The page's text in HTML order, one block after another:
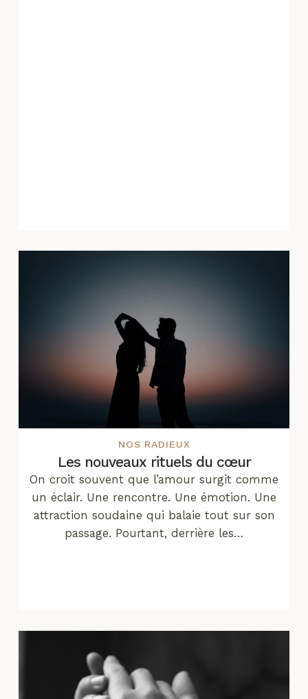
NOS RADIEUX
Les nouveaux rituels du cœur
On croit souvent que l’amour surgit comme
un éclair. Une rencontre. Une émotion. Une
attraction soudaine qui balaie tout sur son
passage. Pourtant, derrière les…